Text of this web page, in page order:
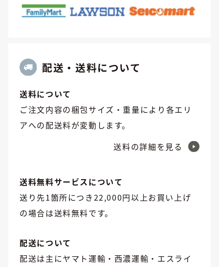
配送・送料について
送料について
ご注文内容の梱包サイズ・重量により各エリ
アへの配送料が変動します。
送料の詳細を見る
送料無料サービスについて
送り先1箇所につき22,000円以上お買い上げ
の場合は送料無料です。
配送について
配送は主にヤマト運輸・西濃運輸・エスライ